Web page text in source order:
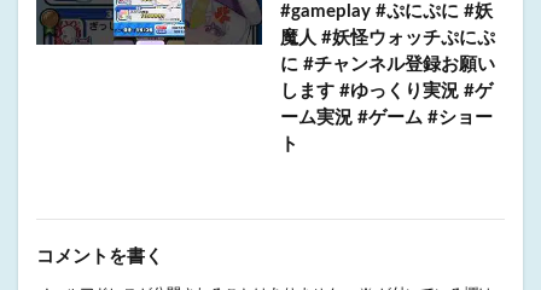
#gameplay #ぷにぷに #妖
魔人 #妖怪ウォッチぷにぷ
に #チャンネル登録お願い
します #ゆっくり実況 #ゲ
ーム実況 #ゲーム #ショー
ト
コメントを書く